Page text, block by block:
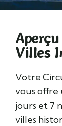
Villes
Votre
vous offre
jours et 7
villes